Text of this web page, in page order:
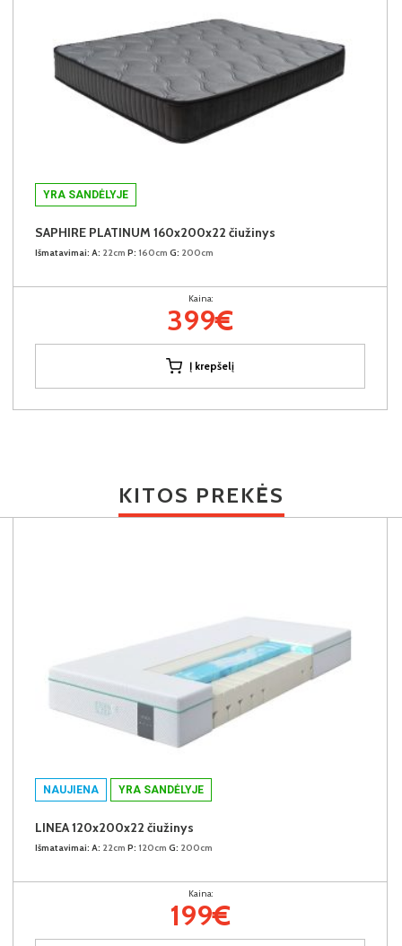
YRA SANDĖLYJE
SAPHIRE PLATINUM 160x200x22 čiužinys
Išmatavimai: A: 22cm P: 160cm G: 200cm
Kaina:
399€
Į krepšelį
KITOS PREKĖS
NAUJIENA YRA SANDĖLYJE
LINEA 120x200x22 čiužinys
Išmatavimai: A: 22cm P: 120cm G: 200cm
Kaina:
199€